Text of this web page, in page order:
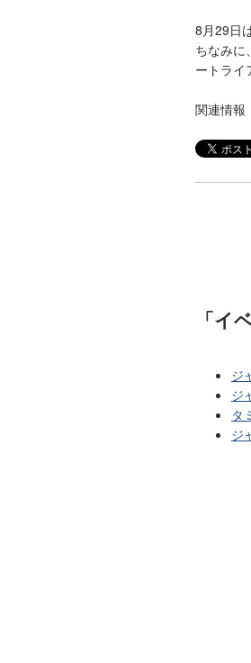
8月29日
ちなみに
ートライ
関連情報
「イ
ジ
ジ
タ
ジ